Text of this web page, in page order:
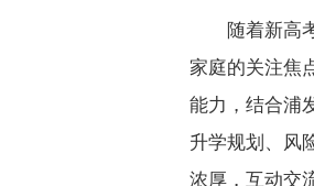
随着新高
家庭的关注焦
能力，结合浦
升学规划、风
浓厚，互动交